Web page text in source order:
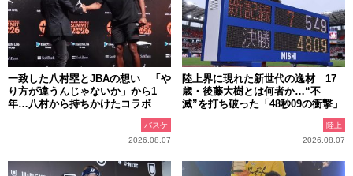
一致した八村塁とJBAの想い 「や
り方が違うんじゃないか」から1
年…八村から持ちかけたコラボ
バスケ
2026.08.07
陸上界に現れた新世代の逸材 17
歳・後藤大樹とは何者か…“不
滅”を打ち破った「48秒09の衝撃」
陸上
2026.08.07